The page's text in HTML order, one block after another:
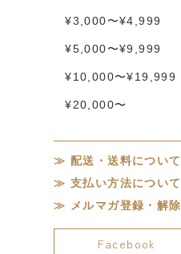
¥3,000〜¥4,999
¥5,000〜¥9,999
¥10,000〜¥19,999
¥20,000〜
配送・送料について
支払い方法について
メルマガ登録・解除
Facebook